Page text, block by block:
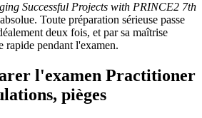
Successful Projects with PRINCE2 7th
Toute préparation sérieuse passe
deux fois, et par sa maîtrise
rapide pendant l'examen.
l'examen Practitioner
pièges